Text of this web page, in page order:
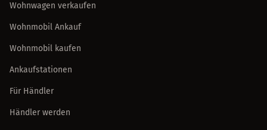
Wohnwagen verkaufen
Wohnmobil Ankauf
Wohnmobil kaufen
Ankaufstationen
Für Händler
Händler werden